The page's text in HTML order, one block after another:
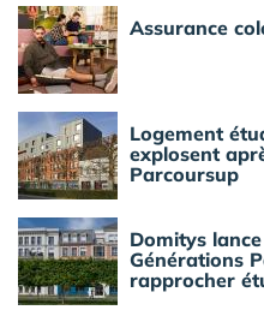
Assurance
Logement
explosent
Parcoursup
Domitys
Générations
rapprocher